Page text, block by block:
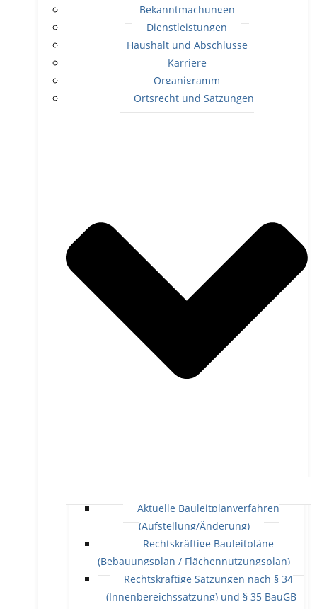
Bekanntmachungen
Dienstleistungen
Haushalt und Abschlüsse
Karriere
Organigramm
Ortsrecht und Satzungen
Aktuelle Bauleitplanverfahren
(Aufstellung/Änderung)
Rechtskräftige Bauleitpläne
(Bebauungsplan / Flächennutzungsplan)
Rechtskräftige Satzungen nach § 34
(Innenbereichssatzung) und § 35 BauGB